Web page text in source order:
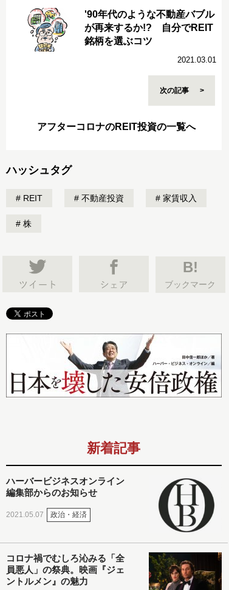
'90年代のような不動産バブル
が再来するか!? 自分でREIT
銘柄を選ぶコツ
2021.03.01
次の記事
アフターコロナのREIT投資の一覧へ
ハッシュタグ
REIT 不動産投資 家賃収入
株
B!
ブックマーク
新着記事
ハーバービジネスオンライン
編集部からのお知らせ
2021.05.07 政治・経済
コロナ禍でむしろ沁みる「全
員悪人」の祭典。映画『ジェ
ントルメン』の魅力